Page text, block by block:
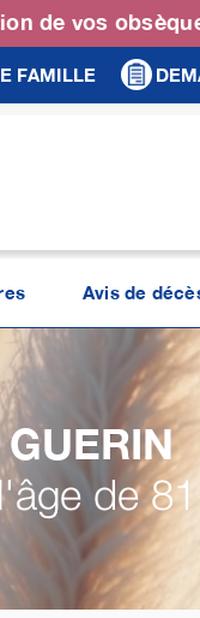
de vos
FAMILLE
Avis de
GUERIN
de